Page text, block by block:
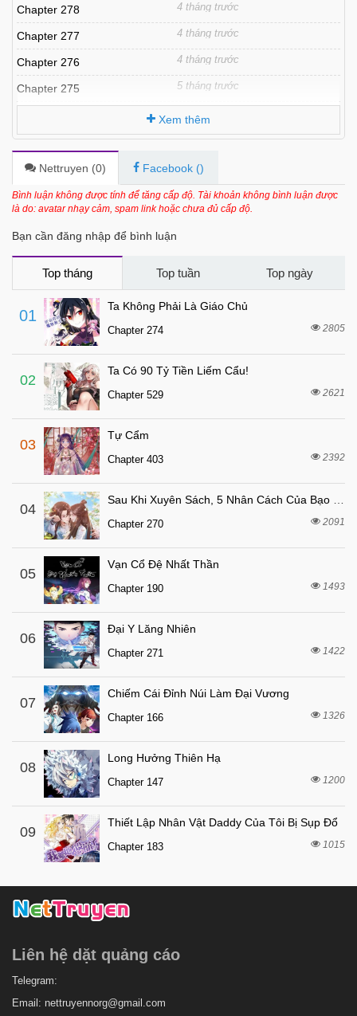
Chapter 278 4 tháng trước
Chapter 277 4 tháng trước
Chapter 276 4 tháng trước
Chapter 275 5 tháng trước
Chapter 273 5 tháng trước
Chapter 272 5 tháng trước
Chapter 271 6 tháng trước
6 tháng trước
Chapter 269
Chapter 268 6 tháng trước
Chapter 267
Chapter 266
Chapter 265
Chapter 264 7 tháng trước
Chapter 263
Chapter 262
Chapter 261
Chapter 260 7 tháng trước
Chapter 259 7 tháng trước
Chapter 258
Chapter 257 7 tháng trước
Chapter 256
Chapter 255 7 tháng trước
Chapter 254
Chapter 253
Chapter 252 7 tháng trước
Chapter 251
Chapter 250 7 tháng trước
Chapter 249
Chapter 248
Chapter 247 7 tháng trước
Chapter 246
Chapter 244
Chapter 242 7 tháng trước
Chapter 241
Chapter 240
Xem thêm
Nettruyen (0) Facebook ()
Bình luận không được tính để tăng cấp độ. Tài khoản không bình luận được
là do: avatar nhạy cảm, spam link hoặc chưa đủ cấp độ.
Bạn cần đăng nhập để bình luận
Top tháng Top tuần Top ngày
01
Ta Không Phải Là Giáo Chủ
Chapter 274 2805
02
Ta Có 90 Tỷ Tiền Liếm Cẩu!
Chapter 529 2621
03
Tự Cẩm
Chapter 403 2392
04
Chapter 270 2091
05
Vạn Cổ Đệ Nhất Thần
Chapter 190 1493
06
Đại Y Lăng Nhiên
Chapter 271 1422
07
Chiếm Cái Đỉnh Núi Làm Đại Vương
Chapter 166 1326
08
Long Hưởng Thiên Hạ
Chapter 147 1200
09
Thiết Lập Nhân Vật Daddy Của Tôi Bị Sụp Đổ
Chapter 183 1015
Liên hệ dặt quảng cáo
Telegram:
Email: nettruyennorg@gmail.com